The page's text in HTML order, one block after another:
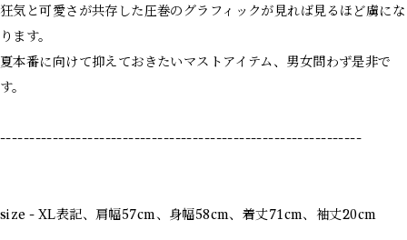
狂気と可愛さが共存した圧巻のグラフィックが見れば見るほど虜にな
ります。
夏本番に向けて抑えておきたいマストアイテム、男女問わず是非で
す。
--------------------------------------------------------------
size - XL表記、肩幅57cm、身幅58cm、着丈71cm、袖丈20cm